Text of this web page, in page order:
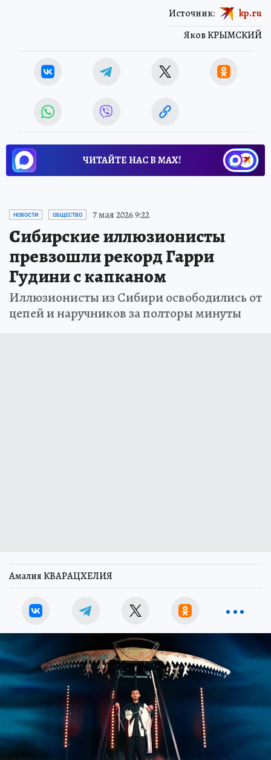
Яков КРЫМСКИЙ
Источник: kp.ru
ЧИТАЙТЕ НАС В МАХ!
НОВОСТИ ОБЩЕСТВО 7 мая 2026 9:22
Сибирские иллюзионисты
превзошли рекорд Гарри
Гудини с капканом
Иллюзионисты из Сибири освободились от
цепей и наручников за полторы минуты
Амалия КВАРАЦХЕЛИЯ